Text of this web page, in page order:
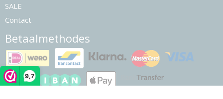
9,7
SALE
Contact
Betaalmethodes